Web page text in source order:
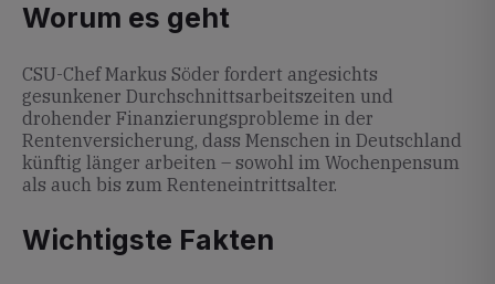
Worum es geht
CSU-Chef Markus Söder fordert angesichts
gesunkener Durchschnittsarbeitszeiten und
drohender Finanzierungsprobleme in der
Rentenversicherung, dass Menschen in Deutschland
künftig länger arbeiten – sowohl im Wochenpensum
als auch bis zum Renteneintrittsalter.
Wichtigste Fakten